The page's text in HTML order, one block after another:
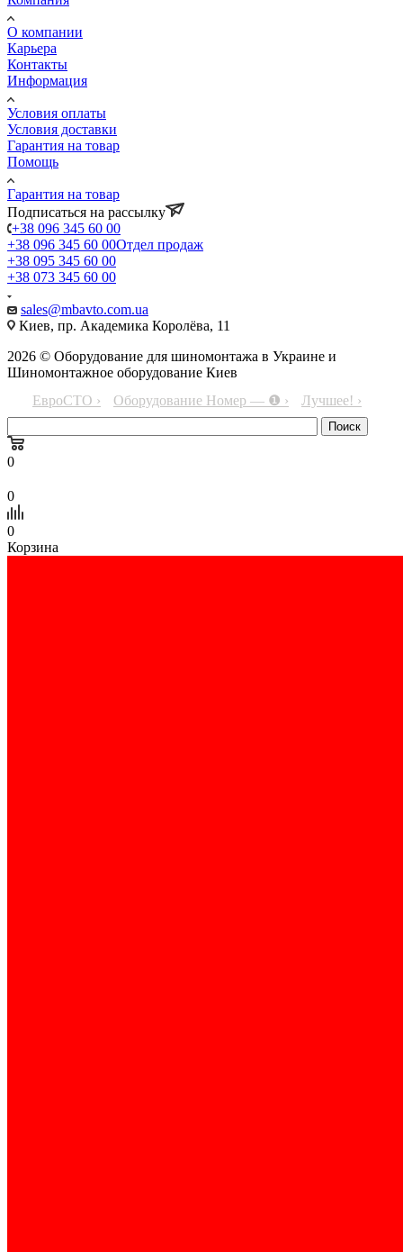
О компании
Карьера
Контакты
Информация
Условия оплаты
Условия доставки
Гарантия на товар
Помощь
Гарантия на товар
Подписаться на рассылку
+38 096 345 60 00
+38 096 345 60 00Отдел продаж
+38 095 345 60 00
+38 073 345 60 00
sales@mbavto.com.ua
Киев, пр. Академика Королёва, 11
2026 © Оборудование для шиномонтажа в Украине и
Шиномонтажное оборудование Киев
ЕвроСТО ›
Оборудование Номер — ❶ › Лучшее! ›
0
0
0
Корзина